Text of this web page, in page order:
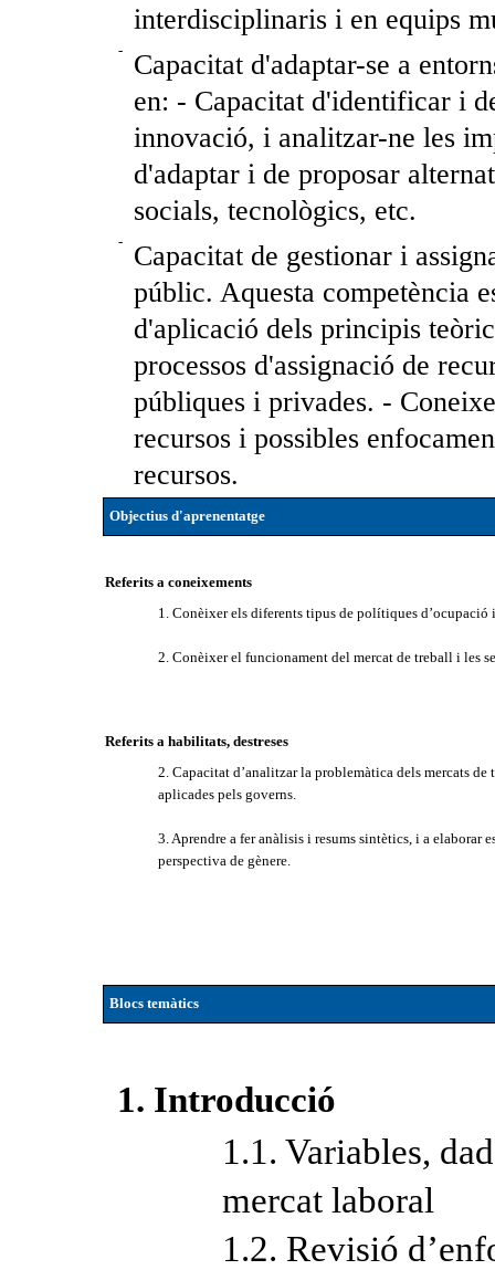
interdisciplinaris i en equips
-
Capacitat d'adaptar-se a
en: - Capacitat d'identificar i
innovació, i analitzar-ne les
d'adaptar i de proposar
socials, tecnològics, etc.
-
Capacitat de gestionar i
públic. Aquesta competència
d'aplicació dels principis
processos d'assignació de
públiques i privades. -
recursos i possibles
recursos.
Objectius d'aprenentatge
Referits a coneixements
1. Conèixer els diferents tipus de polítiques
2. Conèixer el funcionament del mercat de treball i les
Referits a habilitats, destreses
2. Capacitat d’analitzar la problemàtica dels mercats
aplicades pels governs.
3. Aprendre a fer anàlisis i resums sintètics, i a elaborar
perspectiva de gènere.
Blocs temàtics
1. Introducció
1.1. Variables,
mercat laboral
1.2. Revisió